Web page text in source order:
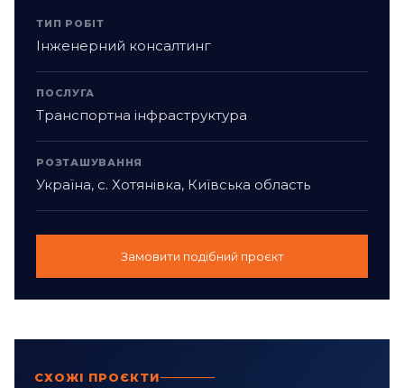
ТИП РОБІТ
Інженерний консалтинг
ПОСЛУГА
Транспортна інфраструктура
РОЗТАШУВАННЯ
Україна, с. Хотянівка, Київська область
Замовити подібний проєкт
СХОЖІ ПРОЄКТИ